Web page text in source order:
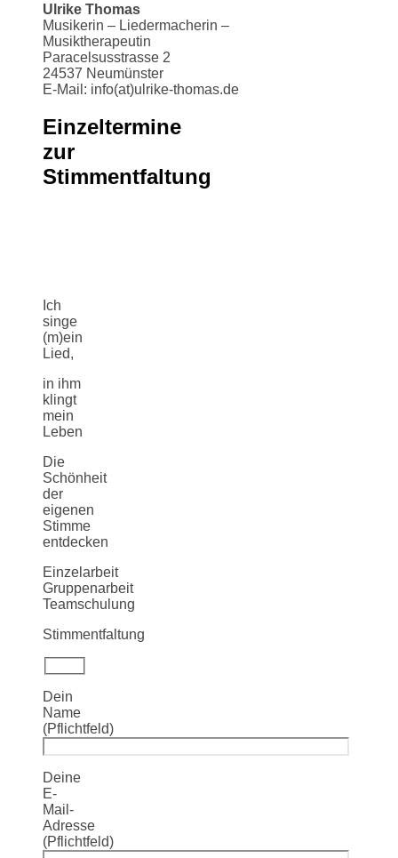
Ulrike Thomas
Musikerin – Liedermacherin –
Musiktherapeutin
Paracelsusstrasse 2
24537 Neumünster
E-Mail: info(at)ulrike-thomas.de
Einzeltermine
zur
Stimmentfaltung
Ich
singe
(m)ein
Lied,
in ihm
klingt
mein
Leben
Die
Schönheit
der
eigenen
Stimme
entdecken
Einzelarbeit
Gruppenarbeit
Teamschulung
Stimmentfaltung
Dein
Name
(Pflichtfeld)
Deine
E-
Mail-
Adresse
(Pflichtfeld)